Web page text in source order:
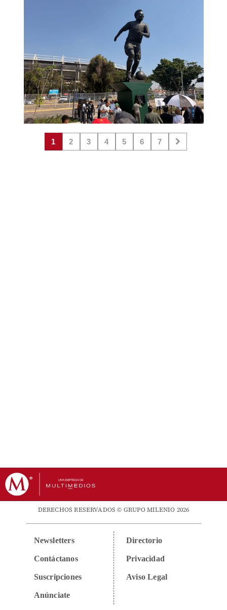
1 2 3 4 5 6 7
DERECHOS RESERVADOS © GRUPO MILENIO 2026
Newsletters
Contáctanos
Suscripciones
Anúnciate
Directorio
Privacidad
Aviso Legal